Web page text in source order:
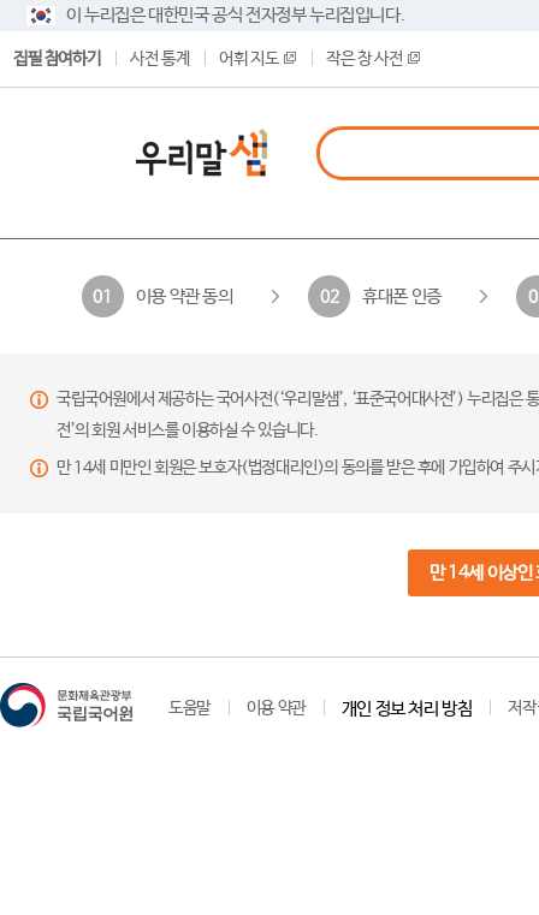
이 누리집은 대한민국 공식 전자정부 누리집입니다.
집필 참여하기 사전 통계 어휘 지도 작은 창 사전
01 이용 약관 동의 02 휴대폰 인증
국립국어원에서 제공하는 국어사전(‘우리말샘’, ‘표준국어대사전’) 누리집
전’의 회원 서비스를 이용하실 수 있습니다.
만 14세 미만인 회원은 보호자(법정대리인)의 동의를 받은 후에 가입하여 주
만 14세 이상인
도움말 이용 약관 개인 정보 처리 방침 저